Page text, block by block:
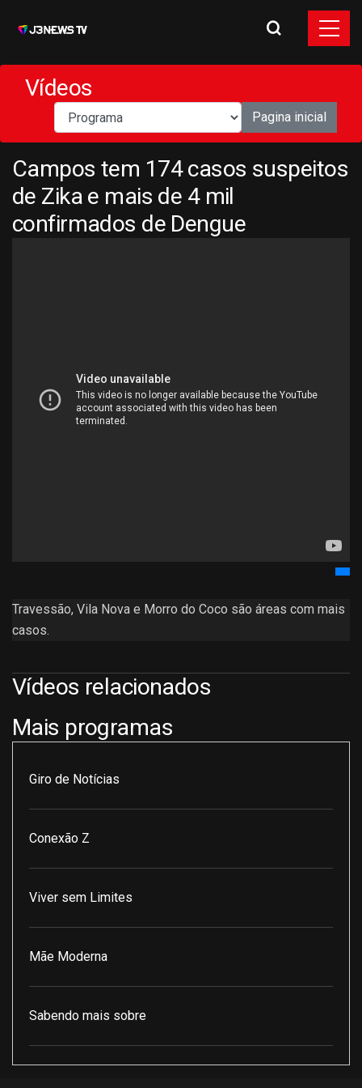
Vídeos
Pagina inicial
Campos tem 174 casos suspeitos
de Zika e mais de 4 mil
confirmados de Dengue
Travessão, Vila Nova e Morro do Coco são áreas com mais
casos.
Vídeos relacionados
Mais programas
Giro de Notícias
Conexão Z
Viver sem Limites
Mãe Moderna
Sabendo mais sobre